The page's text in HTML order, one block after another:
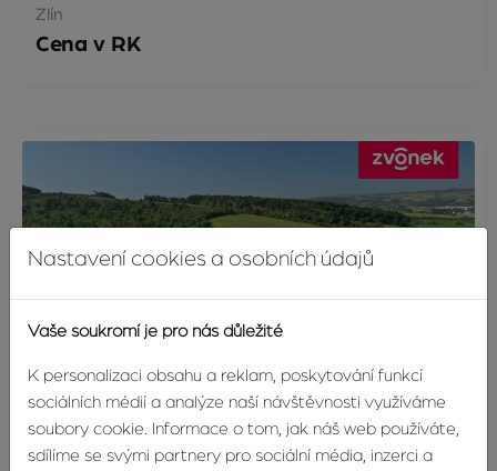
Zlín
Cena v RK
Nastavení cookies a osobních údajů
Vaše soukromí je pro nás důležité
K personalizaci obsahu a reklam, poskytování funkcí
sociálních médií a analýze naší návštěvnosti využíváme
soubory cookie. Informace o tom, jak náš web používáte,
sdílíme se svými partnery pro sociální média, inzerci a